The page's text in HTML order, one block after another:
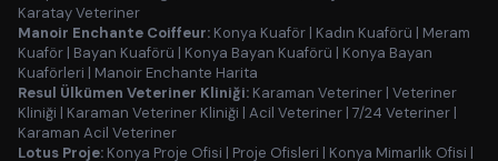
Karatay Veteriner
Manoir Enchante Coiffeur: Konya Kuaför | Kadın Kuaförü | Meram
Kuaför | Bayan Kuaförü | Konya Bayan Kuaförü | Konya Bayan
Kuaförleri | Manoir Enchante Harita
Resul Ülkümen Veteriner Kliniği: Karaman Veteriner | Veteriner
Kliniği | Karaman Veteriner Kliniği | Acil Veteriner | 7/24 Veteriner |
Karaman Acil Veteriner
Lotus Proje: Konya Proje Ofisi | Proje Ofisleri | Konya Mimarlık Ofisi |